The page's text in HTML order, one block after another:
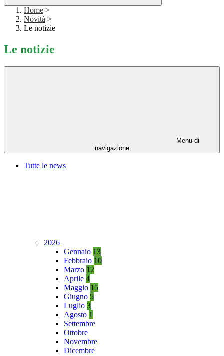
Home >
Novità >
Le notizie
Le notizie
Menu di
navigazione
Tutte le news
2026
Gennaio 13
Febbraio 10
Marzo 12
Aprile 4
Maggio 15
Giugno 5
Luglio 3
Agosto 1
Settembre
Ottobre
Novembre
Dicembre